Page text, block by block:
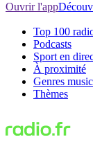
Ouvrir l'app
Top 100
Podcasts
Sport en
À proximité
Genres
Thèmes